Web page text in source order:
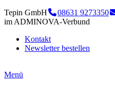
Tepin GmbH 08631 9273350
im ADMINOVA-Verbund
Kontakt
Newsletter bestellen
Menü